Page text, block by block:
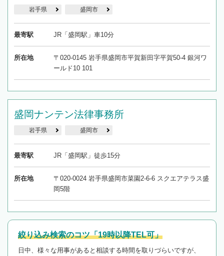
岩手県 盛岡市
最寄駅 JR「盛岡駅」車10分
所在地
〒020-0145 岩手県盛岡市平賀新田字平賀50-4 銀河ワ
ールド10 101
盛岡ナンテン法律事務所
岩手県 盛岡市
最寄駅 JR「盛岡駅」徒歩15分
所在地
〒020-0024 岩手県盛岡市菜園2-6-6 スクエアテラス盛
岡5階
絞り込み検索のコツ「19時以降TEL可」
日中、様々な用事があると相談する時間を取りづらいですが、